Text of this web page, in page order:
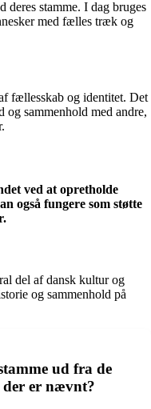
deres stamme. I dag bruges
med fælles træk og
fællesskab og identitet. Det
og sammenhold med andre,
ved at opretholde
også fungere som støtte
del af dansk kultur og
og sammenhold på
ud fra de
er nævnt?